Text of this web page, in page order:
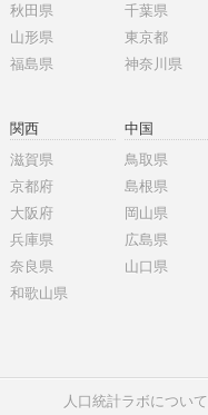
秋田県
山形県
福島県
千葉県
東京都
神奈川県
関西
滋賀県
京都府
大阪府
兵庫県
奈良県
和歌山県
中国
鳥取県
島根県
岡山県
広島県
山口県
人口統計ラボについて